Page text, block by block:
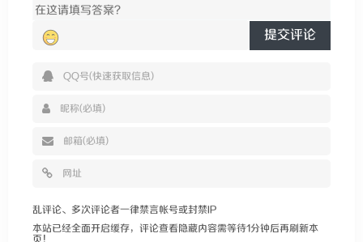
提交评论
乱评论、多次评论者一律禁言帐号或封禁IP
本站已经全面开启缓存，评论查看隐藏内容需等待1分钟后再刷新本
页！